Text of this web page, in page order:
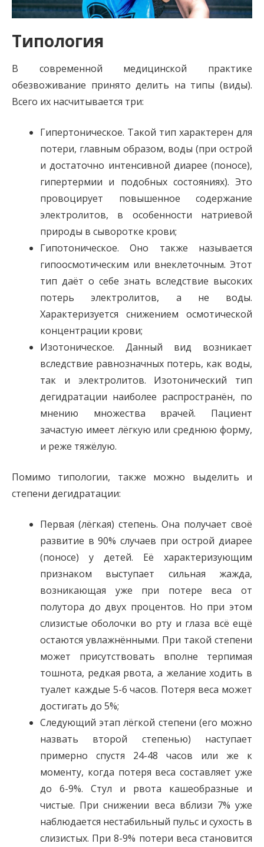
Типология
В современной медицинской практике
обезвоживание принято делить на типы (виды).
Всего их насчитывается три:
Гипертоническое. Такой тип характерен для
потери, главным образом, воды (при острой
и достаточно интенсивной диарее (поносе),
гипертермии и подобных состояниях). Это
провоцирует повышенное содержание
электролитов, в особенности натриевой
природы в сыворотке крови;
Гипотоническое. Оно также называется
гипоосмотическим или внеклеточным. Этот
тип даёт о себе знать вследствие высоких
потерь электролитов, а не воды.
Характеризуется снижением осмотической
концентрации крови;
Изотоническое. Данный вид возникает
вследствие равнозначных потерь, как воды,
так и электролитов. Изотонический тип
дегидратации наиболее распространён, по
мнению множества врачей. Пациент
зачастую имеет лёгкую или среднюю форму,
и реже тяжёлую.
Помимо типологии, также можно выделить и
степени дегидратации:
Первая (лёгкая) степень. Она получает своё
развитие в 90% случаев при острой диарее
(поносе) у детей. Её характеризующим
признаком выступает сильная жажда,
возникающая уже при потере веса от
полутора до двух процентов. Но при этом
слизистые оболочки во рту и глаза всё ещё
остаются увлажнёнными. При такой степени
может присутствовать вполне терпимая
тошнота, редкая рвота, а желание ходить в
туалет каждые 5-6 часов. Потеря веса может
достигать до 5%;
Следующий этап лёгкой степени (его можно
назвать второй степенью) наступает
примерно спустя 24-48 часов или же к
моменту, когда потеря веса составляет уже
до 6-9%. Стул и рвота кашеобразные и
чистые. При снижении веса вблизи 7% уже
наблюдается нестабильный пульс и сухость в
слизистых. При 8-9% потери веса становится